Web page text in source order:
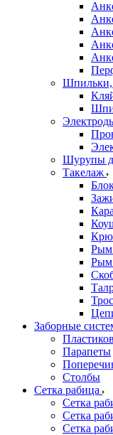
Шпильки,
Шурупы
Такелаж
Рым
Рым
Заборные
Парапеты
Столбы
Сетка рабица
Сетка
Сетка
Сетка